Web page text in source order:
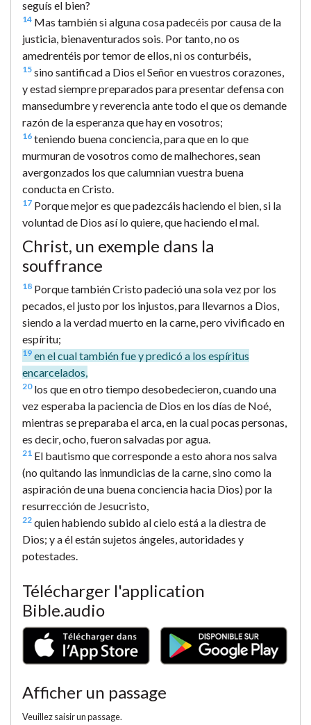
seguís el bien?
14 Mas también si alguna cosa padecéis por causa de la
justicia, bienaventurados sois. Por tanto, no os
amedrentéis por temor de ellos, ni os conturbéis,
15 sino santificad a Dios el Señor en vuestros corazones,
y estad siempre preparados para presentar defensa con
mansedumbre y reverencia ante todo el que os demande
razón de la esperanza que hay en vosotros;
16 teniendo buena conciencia, para que en lo que
murmuran de vosotros como de malhechores, sean
avergonzados los que calumnian vuestra buena
conducta en Cristo.
17 Porque mejor es que padezcáis haciendo el bien, si la
voluntad de Dios así lo quiere, que haciendo el mal.
Christ, un exemple dans la
souffrance
18 Porque también Cristo padeció una sola vez por los
pecados, el justo por los injustos, para llevarnos a Dios,
siendo a la verdad muerto en la carne, pero vivificado en
espíritu;
19 en el cual también fue y predicó a los espíritus
encarcelados,
20los que en otro tiempo desobedecieron, cuando una
vez esperaba la paciencia de Dios en los días de Noé,
mientras se preparaba el arca, en la cual pocas personas,
es decir, ocho, fueron salvadas por agua.
21 El bautismo que corresponde a esto ahora nos salva
(no quitando las inmundicias de la carne, sino como la
aspiración de una buena conciencia hacia Dios) por la
resurrección de Jesucristo,
22 quien habiendo subido al cielo está a la diestra de
Dios; y a él están sujetos ángeles, autoridades y
potestades.
Télécharger l'application
Bible.audio
Afficher un passage
Veuillez saisir un passage.